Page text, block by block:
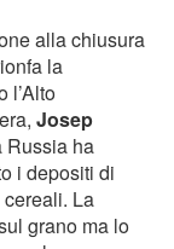
alla chiusura
la
l’Alto
Josep
Russia ha
i depositi di
La
grano ma lo